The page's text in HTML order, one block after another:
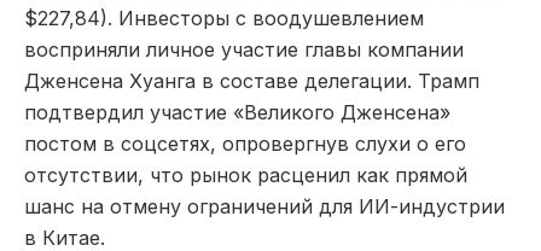
$227,84). Инвесторы с воодушевлением
восприняли личное участие главы компании
Дженсена Хуанга в составе делегации. Трамп
подтвердил участие «Великого Дженсена»
постом в соцсетях, опровергнув слухи о его
отсутствии, что рынок расценил как прямой
шанс на отмену ограничений для ИИ-индустрии
в Китае.